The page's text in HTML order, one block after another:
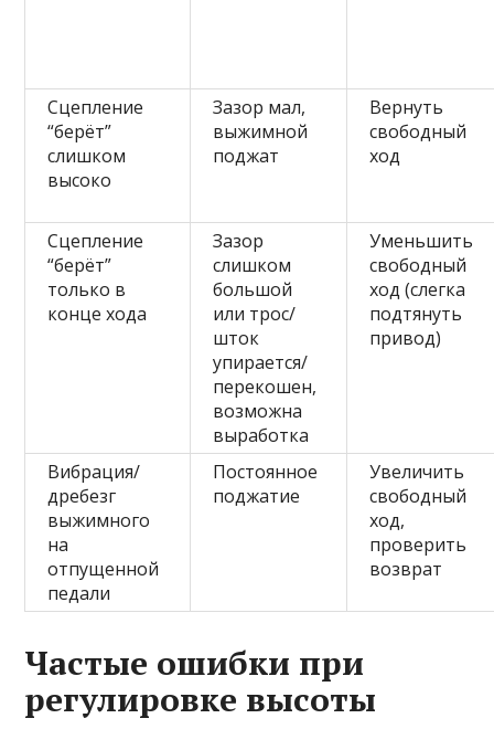
Сцепление
“берёт”
слишком
высоко
Зазор мал,
выжимной
поджат
Вернуть
свободный
ход
Сцепление
“берёт”
только в
конце хода
Зазор
слишком
большой
или трос/
шток
упирается/
перекошен,
возможна
выработка
Уменьшить
свободный
ход (слегка
подтянуть
привод)
Вибрация/
дребезг
выжимного
на
отпущенной
педали
Постоянное
поджатие
Увеличить
свободный
ход,
проверить
возврат
Частые ошибки при
регулировке высоты